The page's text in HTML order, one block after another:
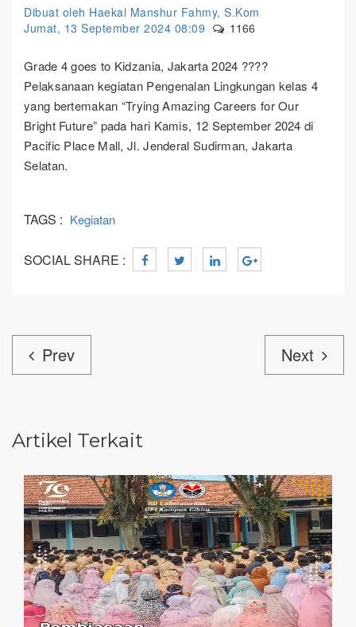
Dibuat oleh Haekal Manshur Fahmy, S.Kom
Jumat, 13 September 2024 08:09
1166
Grade 4 goes to Kidzania, Jakarta 2024 ????
Pelaksanaan kegiatan Pengenalan Lingkungan kelas 4
yang bertemakan “Trying Amazing Careers for Our
Bright Future” pada hari Kamis, 12 September 2024 di
Pacific Place Mall, Jl. Jenderal Sudirman, Jakarta
Selatan.
TAGS : Kegiatan
SOCIAL SHARE :
Prev Next
Artikel Terkait